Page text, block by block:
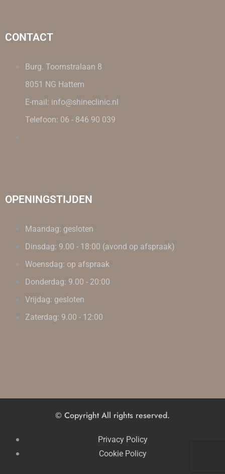
CONTACT
Burg. Toornstralaan 8
8051 NG Hattem
E-mail: info@shineclinic.nl
Telefoon: 06 - 846 90 039
OPENINGSTIJDEN
Maandag: gesloten
Dinsdag: 9.00 - 18:00 (avond op afspraak)
Woensdag: op afspraak
Donderdag: 9.00 - 20:00
Vrijdag: gesloten
Zaterdag: 9.00 - 12:00
© CopyrightAll rights reserved.
Privacy Policy
Cookie Policy